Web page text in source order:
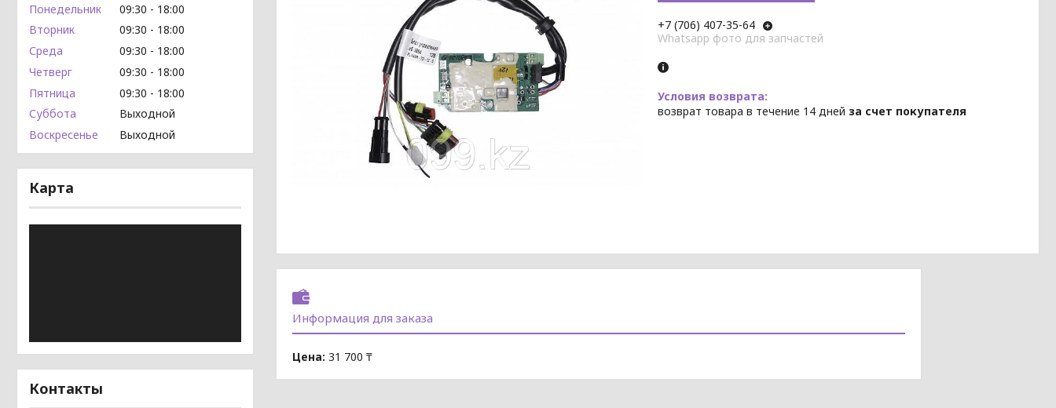
+7 (706) 407-35-64
Whatsapp фото для запчастей
возврат товара в течение 14 дней за счет покупателя
Информация для заказа
Цена: 31 700 ₸
Понедельник 09:30
18:00
Вторник
09:30
18:00
Среда
09:30
18:00
Четверг
09:30
18:00
Пятница
09:30
18:00
Суббота
Выходной
Воскресенье
Выходной
Карта
Контакты